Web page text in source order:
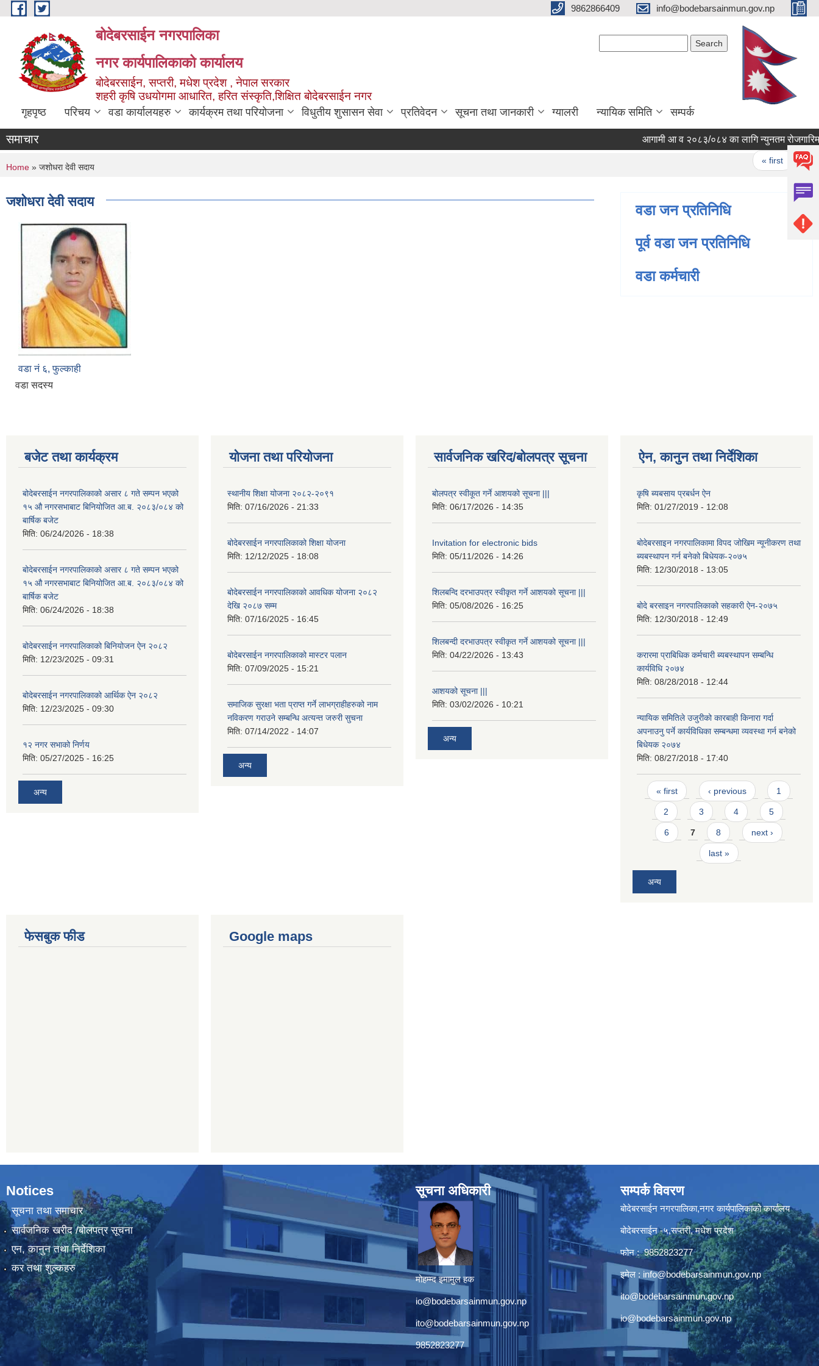
Skip to main content 9862866409 info@bodebarsainmun.gov.np
बोदेबरसाईन नगरपालिका
नगर कार्यपालिकाको कार्यालय
बोदेबरसाईन, सप्तरी, मधेश प्रदेश , नेपाल सरकार
शहरी कृषि उधयोगमा आधारित, हरित संस्कृति,शिक्षित बोदेबरसाईन नगर
गृहपृष्ठ परिचय वडा कार्यालयहरु कार्यक्रम तथा परियोजना विधुतीय शुसासन सेवा प्रतिवेदन सूचना तथा जानकारी ग्यालरी न्यायिक समिति सम्पर्क
समाचार आगामी आ व २०८३/०८४ का लागि न्युनतम रोजगारिमा
« first ‹
You are here
Home » जशोधरा देवी सदाय
जशोधरा देवी सदाय
वडा नं‌ ६, फुल्काही
वडा सदस्य
वडा जन प्रतिनिधि
पूर्व वडा जन प्रतिनिधि
वडा कर्मचारी
बजेट तथा कार्यक्रम
बोदेबरसाईन नगरपालिकाको असार ८ गते सम्पन भएको
१५ ‍‍‍औ नगरसभाबाट बिनियोजित आ.ब. २०८३/०८४ को
बार्षिक बजेट
मिति: 06/24/2026 - 18:38
बोदेबरसाईन नगरपालिकाको असार ८ गते सम्पन भएको
१५ ‍‍‍औ नगरसभाबाट बिनियोजित आ.ब. २०८३/०८४ को
बार्षिक बजेट
मिति: 06/24/2026 - 18:38
बोदेबरसाईन नगरपालिकाको बिनियोजन ऐन २०८२
मिति: 12/23/2025 - 09:31
बोदेबरसाईन नगरपालिकाको आर्थिक ऐन २०८२
मिति: 12/23/2025 - 09:30
१२ नगर सभाको निर्णय
मिति: 05/27/2025 - 16:25
अन्य
योजना तथा परियोजना
स्थानीय शिक्षा योजना २०८२-२०९१
मिति: 07/16/2026 - 21:33
बोदेबरसाईन नगरपालिकाको शिक्षा योजना
मिति: 12/12/2025 - 18:08
बोदेबरसाईन नगरपालिकाको आवधिक योजना २०८२
देखि २०८७ सम्म
मिति: 07/16/2025 - 16:45
बोदेबरसाईन नगरपालिकाको मास्टर पलान
मिति: 07/09/2025 - 15:21
समाजिक सुरक्षा भता प्राप्त गर्ने लाभग्राहीहरुको नाम
नविकरण गराउने सम्बन्धि अत्यन्त जरुरी सुचना
मिति: 07/14/2022 - 14:07
अन्य
सार्वजनिक खरिद/बोलपत्र सूचना
बोलपत्र स्वीकूत गर्ने आशयको सूचना |||
मिति: 06/17/2026 - 14:35
Invitation for electronic bids
मिति: 05/11/2026 - 14:26
शिलबन्दि दरभाउपत्र स्वीकृत गर्ने आशयको सूचना |||
मिति: 05/08/2026 - 16:25
शिलबन्दी दरभाउपत्र स्वीकृत गर्ने आशयको सूचना |||
मिति: 04/22/2026 - 13:43
आशयको सूचना |||
मिति: 03/02/2026 - 10:21
अन्य
ऐन, कानुन तथा निर्देशिका
कृषि ब्यबसाय प्रबर्धन ऐन
मिति: 01/27/2019 - 12:08
बोदेबरसाइन नगरपालिकामा विपद जोखिम न्यूनीकरण तथा
ब्यबस्थापन गर्न बनेको बिधेयक-२०७५
मिति: 12/30/2018 - 13:05
बोदे बरसाइन नगरपालिकाको सहकारी ऐन-२०७५
मिति: 12/30/2018 - 12:49
करारमा प्राबिधिक कर्मचारी ब्यबस्थापन सम्बन्धि
कार्यविधि २०७४
मिति: 08/28/2018 - 12:44
न्यायिक समितिले उजुरीको कारबाही किनारा गर्दा
अपनाउनु पर्ने कार्यविधिका सम्बन्धमा व्यवस्था गर्न बनेको
बिधेयक २०७४
मिति: 08/27/2018 - 17:40
Pages
« first ‹ previous 1
2 3 4 5
6 7 8 next ›
last »
अन्य
फेसबुक फीड Google maps
Notices
सूचना तथा समाचार
सार्वजनिक खरीद /बोलपत्र सूचना
एन, कानुन तथा निर्देशिका
कर तथा शुल्कहरु
सूचना अधिकारी
मोहम्म्द इमामुल हक
io@bodebarsainmun.gov.np
ito@bodebarsainmun.gov.np
9852823277
सम्पर्क विवरण
बोदेबरसाईन नगरपालिका,नगर कार्यपालिकाको कार्यालय
बोदेबरसाईन -५,सप्तरी, मधेश प्रदेश
फोन : 9852823277
इमेल : info@bodebarsainmun.gov.np
ito@bodebarsainmun.gov.np
io@bodebarsainmun.gov.np